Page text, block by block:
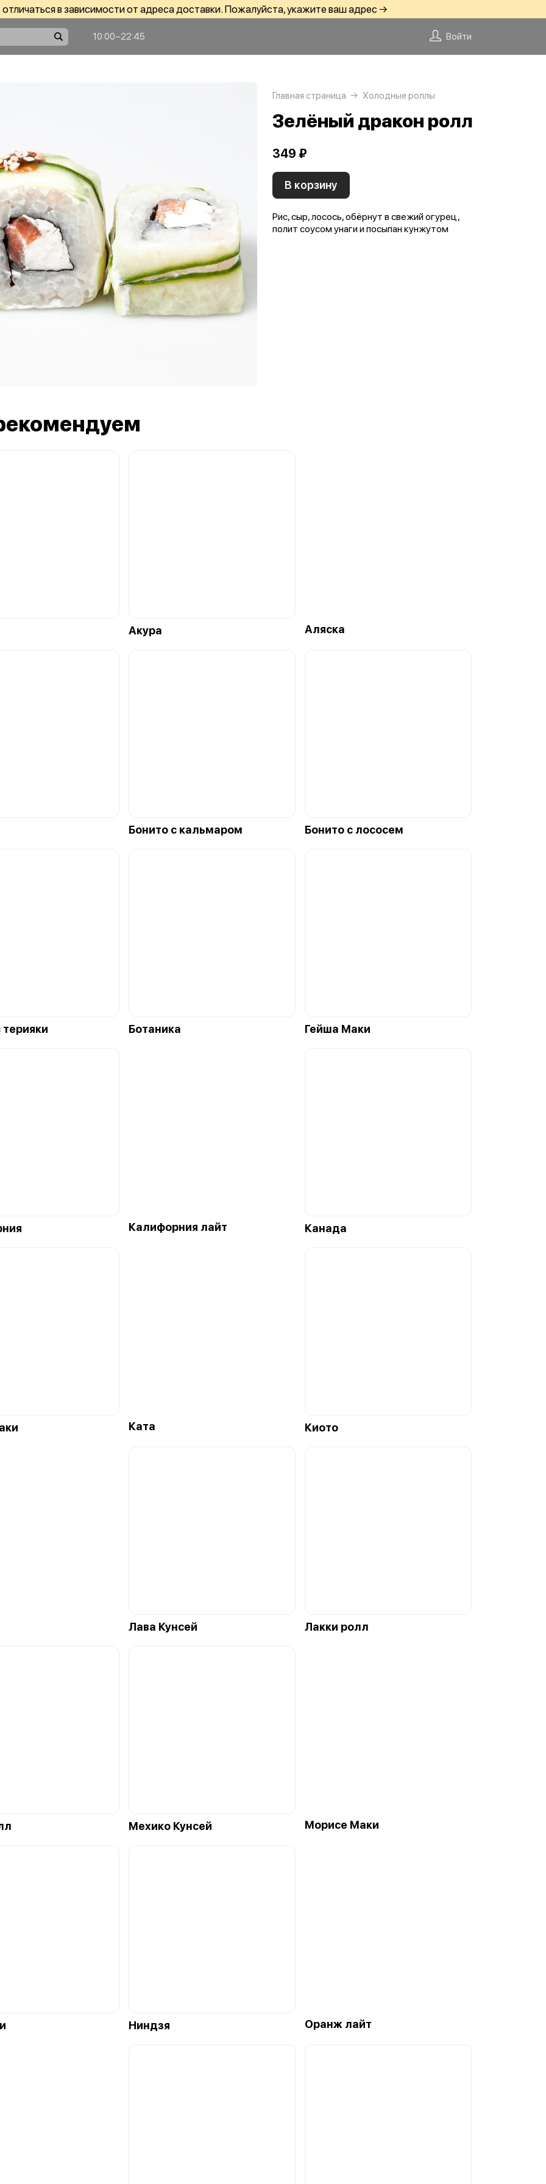
в зависимости от адреса доставки. Пожалуйста, укажите ваш адрес →
10:00−22:45 Войти
Главная страница Холодные роллы
Зелёный дракон ролл
349 ₽
В корзину
Рис, сыр, лосось, обёрнут в свежий огурец,
полит соусом унаги и посыпан кунжутом
Акура Аляска
Бонито с кальмаром Бонито с лососем
терияки Ботаника Гейша Маки
Калифорния лайт Канада
Ката Киото
Лава Кунсей Лакки ролл
Мехико Кунсей Морисе Маки
Ниндзя Оранж лайт